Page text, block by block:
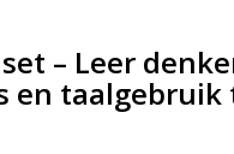
– Leer
en